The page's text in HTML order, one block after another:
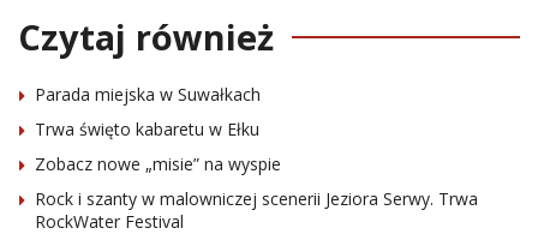
Czytaj również
Parada miejska w Suwałkach
Trwa święto kabaretu w Ełku
Zobacz nowe „misie” na wyspie
Rock i szanty w malowniczej scenerii Jeziora Serwy. Trwa
RockWater Festival